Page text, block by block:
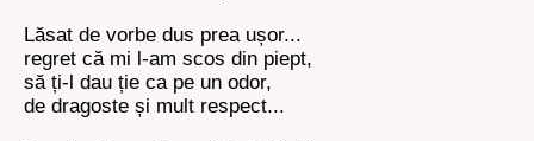
Lăsat de vorbe dus prea ușor...
regret că mi l-am scos din piept,
să ți-l dau ție ca pe un odor,
de dragoste și mult respect...